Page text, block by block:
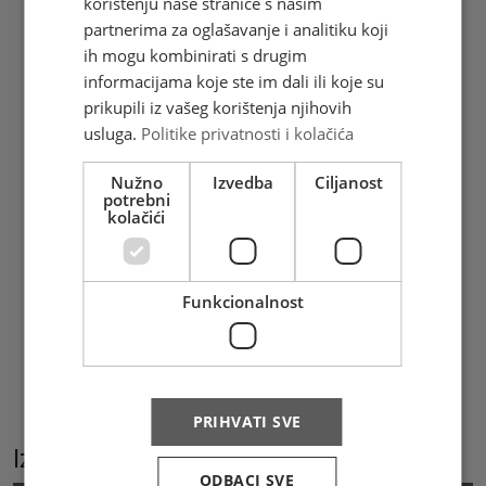
Bramanteov plan i zamislio baziliku kao
jedinstven i veličanstven prostor kojim
dominira kupola visoka 138 m. U
Sikstinskoj kapeli, na zapadnom zidu iza
oltara, slika fresku Posljednji sud (1536. -
1541.), njegovo posljednje veliko slikarsko
djelo. Još za života Michelangelo je
smatran najvećim živućim umjetnikom, a
danas se smatra jednim od najvećih i
najsvestranijih umjetnika svih vremena.
(Željka Šaravanja)
Hrvatska pošta d.o.o. Mostar izdala je 1
prigodnu poštansku marku u arku od 8
maraka, žig i omotnicu prvoga dana
kupiti i online nawww.epostshop.ba
Izaberite podkategoriju
partnerima za oglašavanje i analitiku koji
ih mogu kombinirati s drugim
informacijama koje ste im dali ili koje su
prikupili iz vašeg korištenja njihovih
usluga. Politike privatnosti i kolačića
Nužno
potrebni
kolačići
Izvedba Ciljanost
Funkcionalnost
PRIHVATI SVE
ODBACI SVE